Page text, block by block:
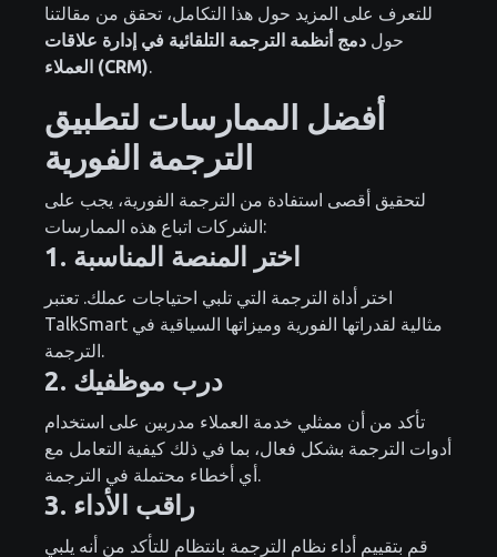
للتعرف على المزيد حول هذا التكامل، تحقق من مقالتنا
حول دمج أنظمة الترجمة التلقائية في إدارة علاقات
العملاء (CRM)
أفضل الممارسات لتطبيق
الترجمة الفورية
لتحقيق أقصى استفادة من الترجمة الفورية، يجب على
الشركات اتباع هذه الممارسات:
1. اختر المنصة المناسبة
اختر أداة الترجمة التي تلبي احتياجات عملك. تعتبر
TalkSmart مثالية لقدراتها الفورية وميزاتها السياقية في
2. درب موظفيك
تأكد من أن ممثلي خدمة العملاء مدربين على استخدام
أدوات الترجمة بشكل فعال، بما في ذلك كيفية التعامل مع
3. راقب الأداء
قم بتقييم أداء نظام الترجمة بانتظام للتأكد من أنه يلبي